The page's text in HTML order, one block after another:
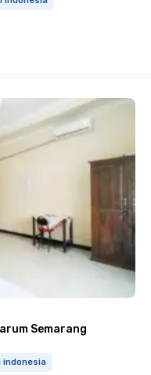
Semarang
indonesia